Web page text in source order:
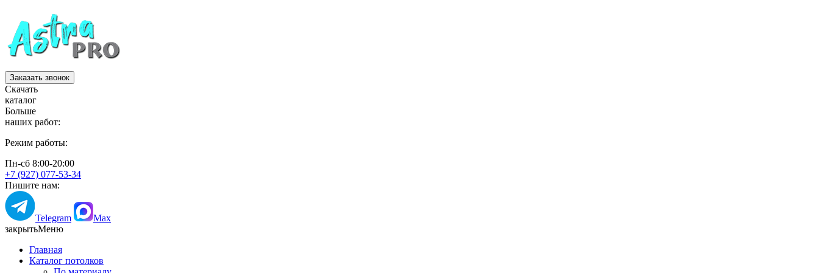
Заказать звонок
Скачать
каталог
Больше
наших работ:
Режим работы:
Пн-сб 8:00-20:00
+7 (927) 077-53-34
Пишите нам:
Telegram
Max
закрытьМеню
Главная
Каталог потолков